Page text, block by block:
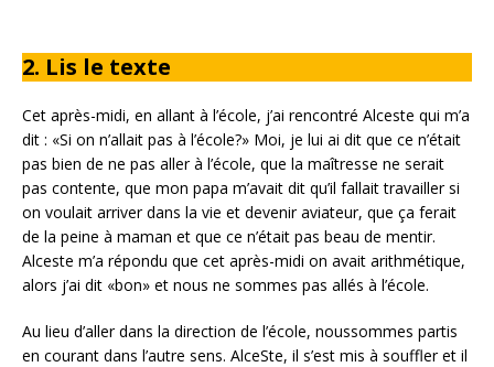
2. Lis le texte
Cet après-midi, en allant à l’école, j’ai rencontré Alceste qui m’a
dit : «Si on n’allait pas à l’école?» Moi, je lui ai dit que ce n’était
pas bien de ne pas aller à l’école, que la maîtresse ne serait
pas contente, que mon papa m’avait dit qu’il fallait tra­vailler si
on voulait arriver dans la vie et devenir aviateur, que ça ferait
de la peine à maman et que ce n’était pas beau de mentir.
Alceste m’a répondu que cet après-midi on avait arithmétique,
alors j’ai dit «bon» et nous ne sommes pas allés à l’école.
Au lieu d’aller dans la direction de l’école, noussommes partis
en courant dans l’autre sens. AlceSte, il s’est mis à souffler et il